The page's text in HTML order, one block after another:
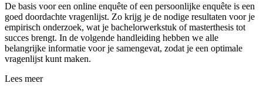
De basis voor een online enquête of een persoonlijke enquête is een
goed doordachte vragenlijst. Zo krijg je de nodige resultaten voor je
empirisch onderzoek, wat je bachelorwerkstuk of masterthesis tot
succes brengt. In de volgende handleiding hebben we alle
belangrijke informatie voor je samengevat, zodat je een optimale
vragenlijst kunt maken.
Lees meer